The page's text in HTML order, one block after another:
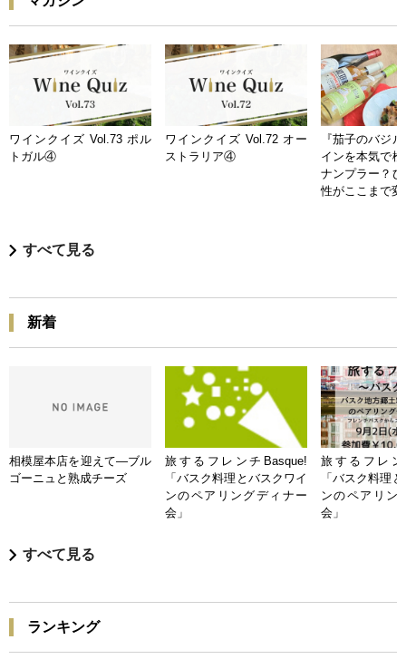
ワインクイズ Vol.73 ポル
トガル④
ワインクイズ Vol.72 オー
ストラリア④
『茄子のバジ
インを本気で
ナンプラー？
性がここまで
すべて見る
新着
相模屋本店を迎えて―ブル
ゴーニュと熟成チーズ
旅するフレンチBasque!
「バスク料理とバスクワイ
ンのペアリングディナー
会」
旅するフレン
「バスク料理
ンのペアリン
会」
すべて見る
ランキング